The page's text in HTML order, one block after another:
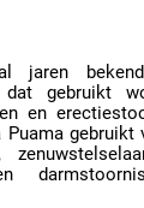
jaren
dat gebruikt
en
gebruikt